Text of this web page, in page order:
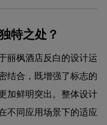
特之处？
丽枫酒店反白的设计运
结合，既增强了标志的
加鲜明突出。整体设计
不同应用场景下的适应